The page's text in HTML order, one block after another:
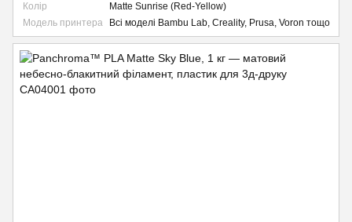
Колір
Matte Sunrise (Red-Yellow)
Модель принтера
Всі моделі Bambu Lab, Creality, Prusa, Voron тощо